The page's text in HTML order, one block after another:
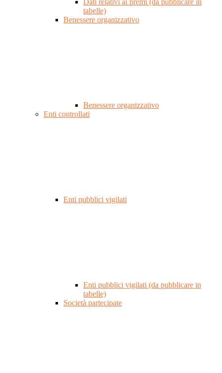
Dati relativi ai premi (da pubblicare in
tabelle)
Benessere organizzativo
Benessere organizzativo
Enti controllati
Enti pubblici vigilati
Enti pubblici vigilati (da pubblicare in
tabelle)
Società partecipate